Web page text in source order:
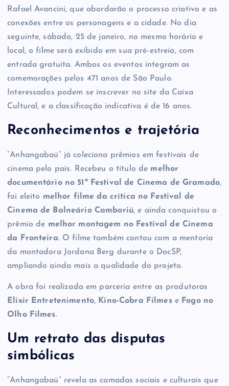
Rafael Avancini, que abordarão o processo criativo e as
conexões entre os personagens e a cidade. No dia
seguinte, sábado, 25 de janeiro, no mesmo horário e
local, o filme será exibido em sua pré-estreia, com
entrada gratuita. Ambos os eventos integram as
comemorações pelos 471 anos de São Paulo.
Interessados podem se inscrever no site da Caixa
Cultural, e a classificação indicativa é de 16 anos.
Reconhecimentos e trajetória
“Anhangabaú” já coleciona prêmios em festivais de
cinema pelo país. Recebeu o título de melhor
documentário no 51º Festival de Cinema de Gramado,
foi eleito melhor filme da crítica no Festival de
Cinema de Balneário Camboriú, e ainda conquistou o
prêmio de melhor montagem no Festival de Cinema
da Fronteira. O filme também contou com a mentoria
da montadora Jordana Berg durante o DocSP,
ampliando ainda mais a qualidade do projeto.
A obra foi realizada em parceria entre as produtoras
Elixir Entretenimento, Kino-Cobra Filmese Fogo no
Olho Filmes.
Um retrato das disputas
simbólicas
“Anhangabaú” revela as camadas sociais e culturais que